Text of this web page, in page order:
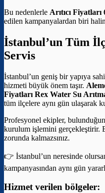
Bu nedenlerle Arıtıcı
edilen kampanyalardan biri
İstanbul’un Tüm
Servis
İstanbul’un geniş bir yapıya
hizmeti büyük önem taşır.
Fiyatları Rex Water Su
tüm ilçelere aynı gün ulaşarak
Profesyonel ekipler,
kurulum işlemini gerçekleştirir.
zorunda kalmazsınız.
👉 İstanbul’un neresinde
kampanyasından aynı gün
Hizmet verilen bölgeler: